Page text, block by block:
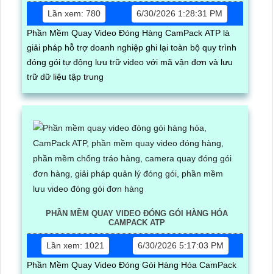
Lần xem: 780
6/30/2026 1:28:31 PM
Phần Mềm Quay Video Đóng Hàng CamPack ATP là
giải pháp hỗ trợ doanh nghiệp ghi lại toàn bộ quy trình
đóng gói tự động lưu trữ video với mã vận đơn và lưu
trữ dữ liệu tập trung
PHẦN MỀM QUAY VIDEO ĐÓNG GÓI HÀNG HÓA
CAMPACK ATP
Lần xem: 1021
6/30/2026 5:17:03 PM
Phần Mềm Quay Video Đóng Gói Hàng Hóa CamPack